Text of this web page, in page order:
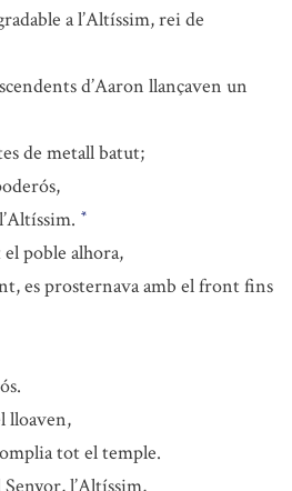
a l’Altíssim, rei de
d’Aaron llançaven un
de metall batut;
*
poble alhora,
es prosternava amb el front fins
lloaven,
tot el temple.